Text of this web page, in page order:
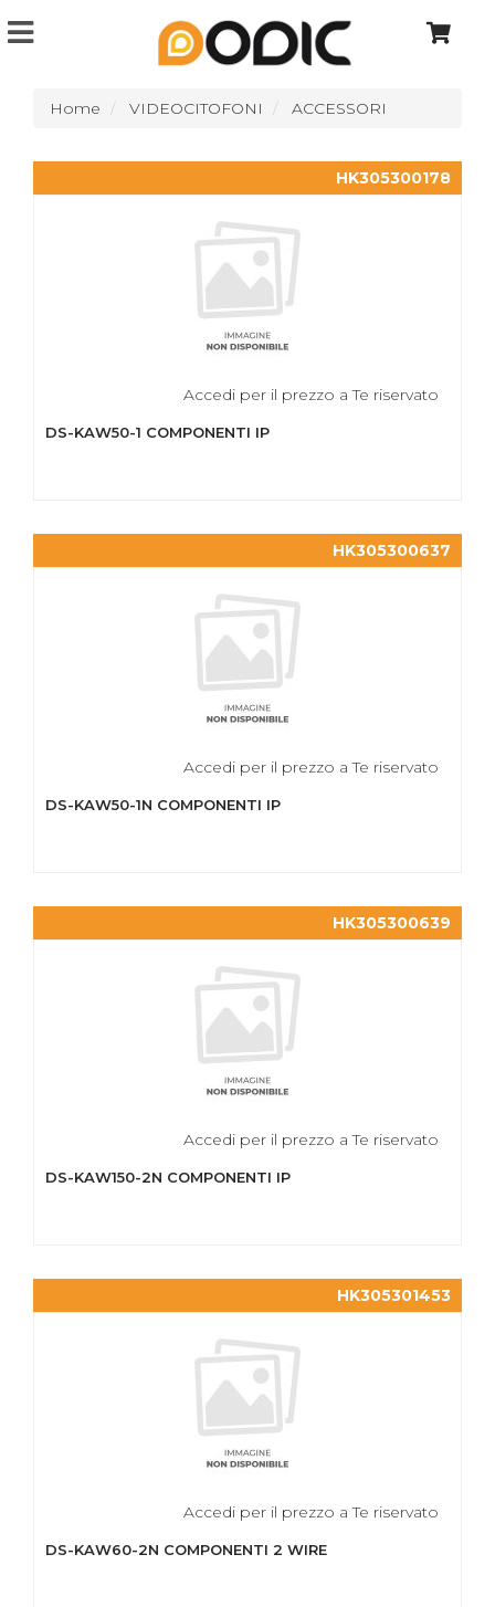
Home VIDEOCITOFONI ACCESSORI
HK305300178
Accedi per il prezzo a Te riservato
DS-KAW50-1 COMPONENTI IP
HK305300637
Accedi per il prezzo a Te riservato
DS-KAW50-1N COMPONENTI IP
HK305300639
Accedi per il prezzo a Te riservato
DS-KAW150-2N COMPONENTI IP
HK305301453
Accedi per il prezzo a Te riservato
DS-KAW60-2N COMPONENTI 2 WIRE